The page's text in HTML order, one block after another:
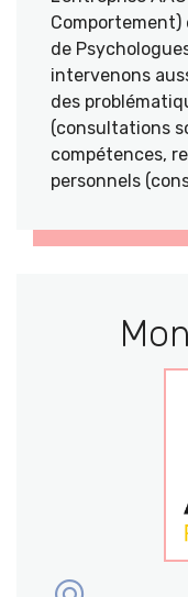
Comportement)
de
intervenons
des
(consultations
compétences,
personnels